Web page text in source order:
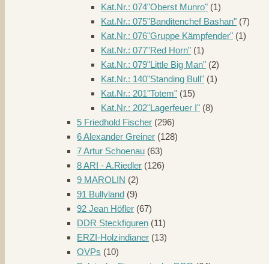
Kat.Nr.: 074"Oberst Munro" (1)
Kat.Nr.: 075"Banditenchef Bashan" (7)
Kat.Nr.: 076"Gruppe Kämpfender" (1)
Kat.Nr.: 077"Red Horn" (1)
Kat.Nr.: 079"Little Big Man" (2)
Kat.Nr.: 140"Standing Bull" (1)
Kat.Nr.: 201"Totem" (15)
Kat.Nr.: 202"Lagerfeuer I" (8)
5 Friedhold Fischer (296)
6 Alexander Greiner (128)
7 Artur Schoenau (63)
8 ARI - A.Riedler (126)
9 MAROLIN (2)
91 Bullyland (9)
92 Jean Höfler (67)
DDR Steckfiguren (11)
ERZI-Holzindianer (13)
OVPs (10)